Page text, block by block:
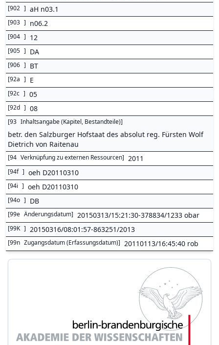
[902 ] aH n03.1
[903 ] n06.2
[904 ] 12
[905 ] DA
[906 ] BT
[92a ] E
[92c ] 05
[92d ] 08
[93 Inhaltsangabe (Kapitel, Bestandteile)]
betr. den Salzburger Hofstaat des absolut reg. Fürsten Wolf
Dietrich von Raitenau
[94 Verknüpfung zu externen Ressourcen] 2011
[94f ] oeh D20110310
[94i ] oeh D20110310
[94o ] DB
[99e Änderungsdatum] 20150313/15:21:30-378834/1233 obar
[99K ] 20150316/08:01:57-863251/2013
[99n Zugangsdatum (Erfassungsdatum)] 20110113/16:45:40 rob